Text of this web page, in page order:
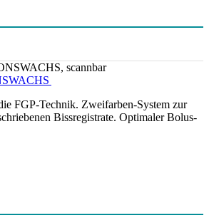
FGP-Technik. Zweifarben-System zur
Bissregistrate. Optimaler Bolus-